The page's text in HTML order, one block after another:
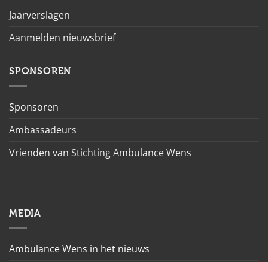
Jaarverslagen
Aanmelden nieuwsbrief
SPONSOREN
Sponsoren
Ambassadeurs
Vrienden van Stichting Ambulance Wens
MEDIA
Ambulance Wens in het nieuws